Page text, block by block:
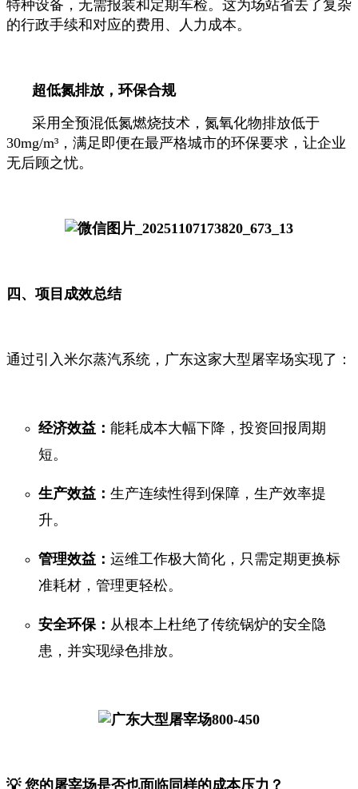
特种设备，无需报装和定期车检。这为场站省去了复杂
的行政手续和对应的费用、人力成本。
超低氮排放，环保合规
采用全预混低氮燃烧技术，氮氧化物排放低于
30mg/m³，满足即便在最严格城市的环保要求，让企业
无后顾之忧。
四、项目成效总结
通过引入米尔蒸汽系统，广东这家大型屠宰场实现了：
经济效益： 能耗成本大幅下降，投资回报周期
短。
生产效益： 生产连续性得到保障，生产效率提
升。
管理效益： 运维工作极大简化，只需定期更换标
准耗材，管理更轻松。
安全环保： 从根本上杜绝了传统锅炉的安全隐
患，并实现绿色排放。
💡 您的屠宰场是否也面临同样的成本压力？